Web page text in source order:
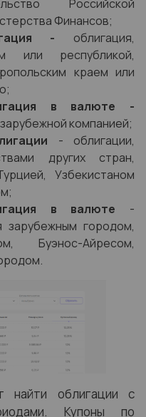
Российской
Финансов;
- облигация,
или республикой,
краем или
в валюте -
компанией;
- облигации,
других стран,
Узбекистаном
в валюте -
зарубежным городом,
Буэнос-Айресом,
найти облигации с
Купоны по